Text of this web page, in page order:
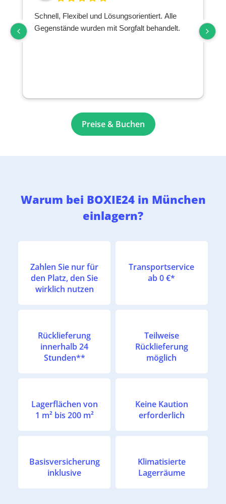
Schnell, Flexibel und Lösungsorientiert. Alle
Gegenstände wurden mit Sorgfalt behandelt.
Preise & Buchen
Warum bei BOXIE24 in München
einlagern?
Zahlen Sie nur für
den Platz, den Sie
wirklich nutzen
Transportservice
ab 0 €*
Rücklieferung
innerhalb 24
Stunden**
Teilweise
Rücklieferung
möglich
Lagerflächen von
1 m² bis 200 m²
Keine Kaution
erforderlich
Basisversicherung
inklusive
Klimatisierte
Lagerräume